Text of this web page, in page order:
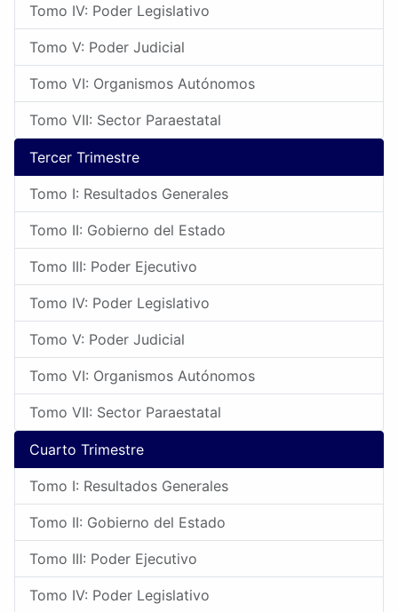
Tomo IV: Poder Legislativo
Tomo V: Poder Judicial
Tomo VI: Organismos Autónomos
Tomo VII: Sector Paraestatal
Tercer Trimestre
Tomo I: Resultados Generales
Tomo II: Gobierno del Estado
Tomo III: Poder Ejecutivo
Tomo IV: Poder Legislativo
Tomo V: Poder Judicial
Tomo VI: Organismos Autónomos
Tomo VII: Sector Paraestatal
Cuarto Trimestre
Tomo I: Resultados Generales
Tomo II: Gobierno del Estado
Tomo III: Poder Ejecutivo
Tomo IV: Poder Legislativo